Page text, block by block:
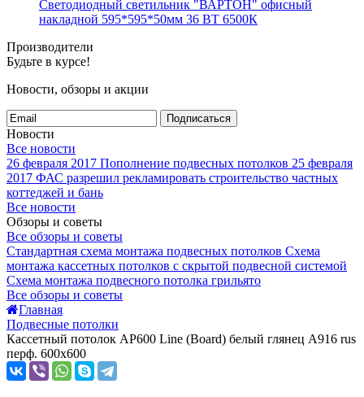
Светодиодный светильник "ВАРТОН" офисный
накладной 595*595*50мм 36 ВТ 6500К
Производители
Будьте в курсе!
Новости, обзоры и акции
Подписаться
Новости
Все новости
26 февраля 2017 Пополнение подвесных потолков 25 февраля
2017 ФАС разрешил рекламировать строительство частных
коттеджей и бань
Все новости
Обзоры и советы
Все обзоры и советы
Стандартная схема монтажа подвесных потолков Схема
монтажа кассетных потолков с скрытой подвесной системой
Схема монтажа подвесного потолка грильято
Все обзоры и советы
Главная
Подвесные потолки
Кассетный потолок AP600 Line (Board) белый глянец А916 rus
перф. 600x600